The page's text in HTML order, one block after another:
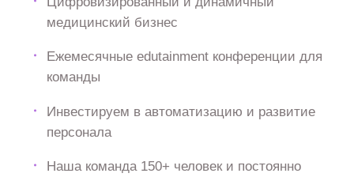
медицинский бизнес
Ежемесячные edutainment конференции для
команды
Инвестируем в автоматизацию и развитие
персонала
Наша команда 150+ человек и постоянно